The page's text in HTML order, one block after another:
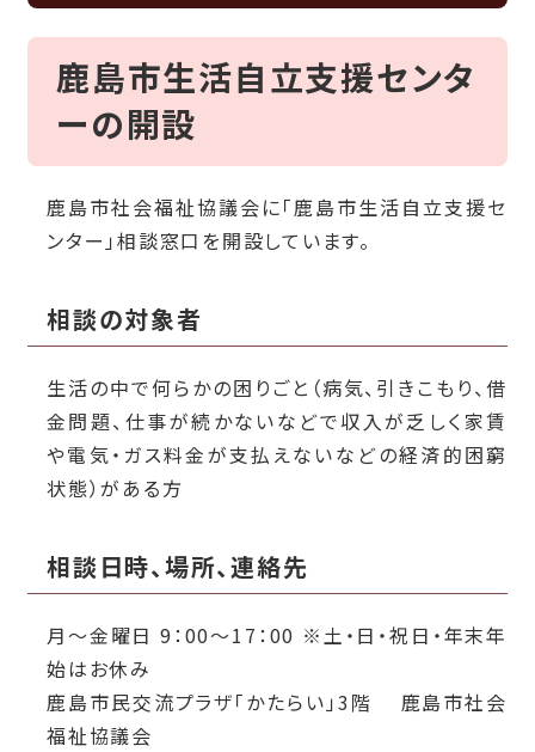
鹿島市生活自立支援センタ
ーの開設
鹿島市社会福祉協議会に「鹿島市生活自立支援セ
ンター」相談窓口を開設しています。
相談の対象者
生活の中で何らかの困りごと（病気、引きこもり、借
金問題、仕事が続かないなどで収入が乏しく家賃
や電気・ガス料金が支払えないなどの経済的困窮
状態）がある方
相談日時、場所、連絡先
月～金曜日 9：00～17：00 ※土・日・祝日・年末年
始はお休み
鹿島市民交流プラザ「かたらい」3階 鹿島市社会
福祉協議会